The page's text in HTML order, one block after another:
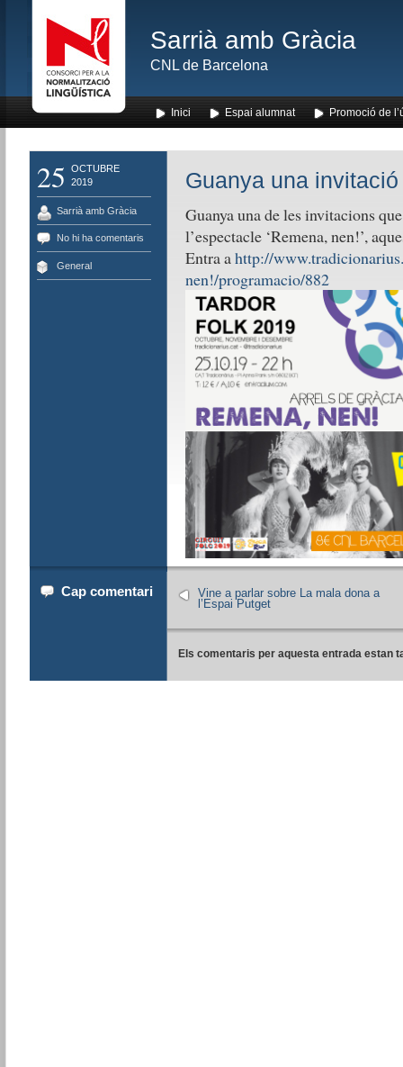
Sarrià amb Gràcia
CNL de Barcelona
Inici Espai alumnat Promoció de
25
OCTUBRE
2019
Sarrià amb Gràcia
No hi ha comentaris
General
Guanya una
Guanya una de les invitacions
l’espectacle ‘Remena, nen!’,
Entra ahttp://
nen!/programacio/882
Cap comentari
Vine a parlar sobre La mala dona a
l’Espai Putget
Els comentaris per aquesta entrada estan